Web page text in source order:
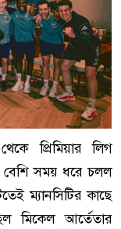
প্রিমিয়ার লিগ
সময় ধরে চলল
ম্যানসিটির কাছে
মিকেল আর্তেতার